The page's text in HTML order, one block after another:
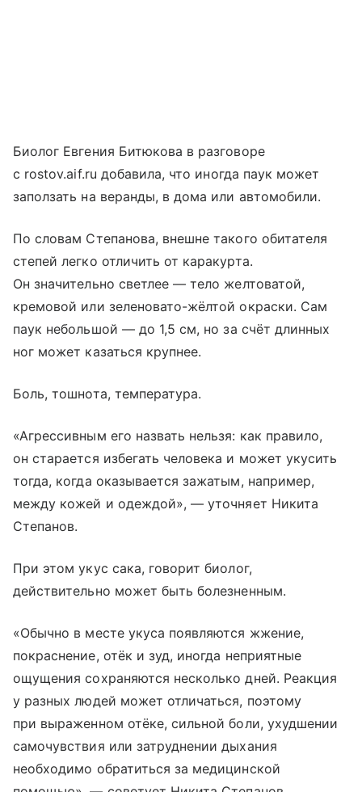
Биолог Евгения Битюкова в разговоре
с rostov.aif.ru добавила, что иногда паук может
заползать на веранды, в дома или автомобили.
По словам Степанова, внешне такого обитателя
степей легко отличить от каракурта.
Он значительно светлее — тело желтоватой,
кремовой или зеленовато-жёлтой окраски. Сам
паук небольшой — до 1,5 см, но за счёт длинных
ног может казаться крупнее.
Боль, тошнота, температура.
«Агрессивным его назвать нельзя: как правило,
он старается избегать человека и может укусить
тогда, когда оказывается зажатым, например,
между кожей и одеждой», — уточняет Никита
Степанов.
При этом укус сака, говорит биолог,
действительно может быть болезненным.
«Обычно в месте укуса появляются жжение,
покраснение, отёк и зуд, иногда неприятные
ощущения сохраняются несколько дней. Реакция
у разных людей может отличаться, поэтому
при выраженном отёке, сильной боли, ухудшении
самочувствия или затруднении дыхания
необходимо обратиться за медицинской